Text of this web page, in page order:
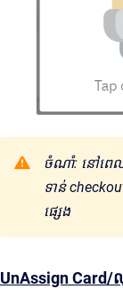
ចំណាំ: នៅពេ
ទាន់
ផ្សេង
UnAssign Card/លុ